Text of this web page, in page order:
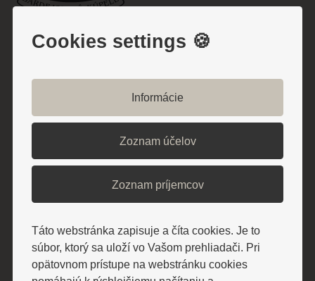
Súhlasím so spracovaním osobných údajov
BARDEJOVSKÉ KÚPELE a.s.
086 31 Bardejovské Kúpele
IČO: 36 168 301
Cookies settings 🍪
Informácie
Zoznam účelov
Zoznam príjemcov
Táto webstránka zapisuje a číta cookies. Je to
súbor, ktorý sa uloží vo Vašom prehliadači. Pri
opätovnom prístupe na webstránku cookies